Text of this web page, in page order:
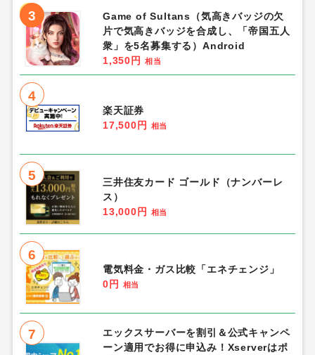
3
Game of Sultans（気高きバッジの欠
片で気高きバッジを合成し、「帝国五人
衆」を5名募集する）Android
1,350円
相当
4
楽天証券
17,500円
相当
5
三井住友カード ゴールド（ナンバーレ
ス）
13,000円
相当
6
電気料金・ガス比較「エネチェンジ」
0円
相当
7
エックスサーバーを割引＆公式キャンペ
ーン適用でお得に申込み！Xserverはポ